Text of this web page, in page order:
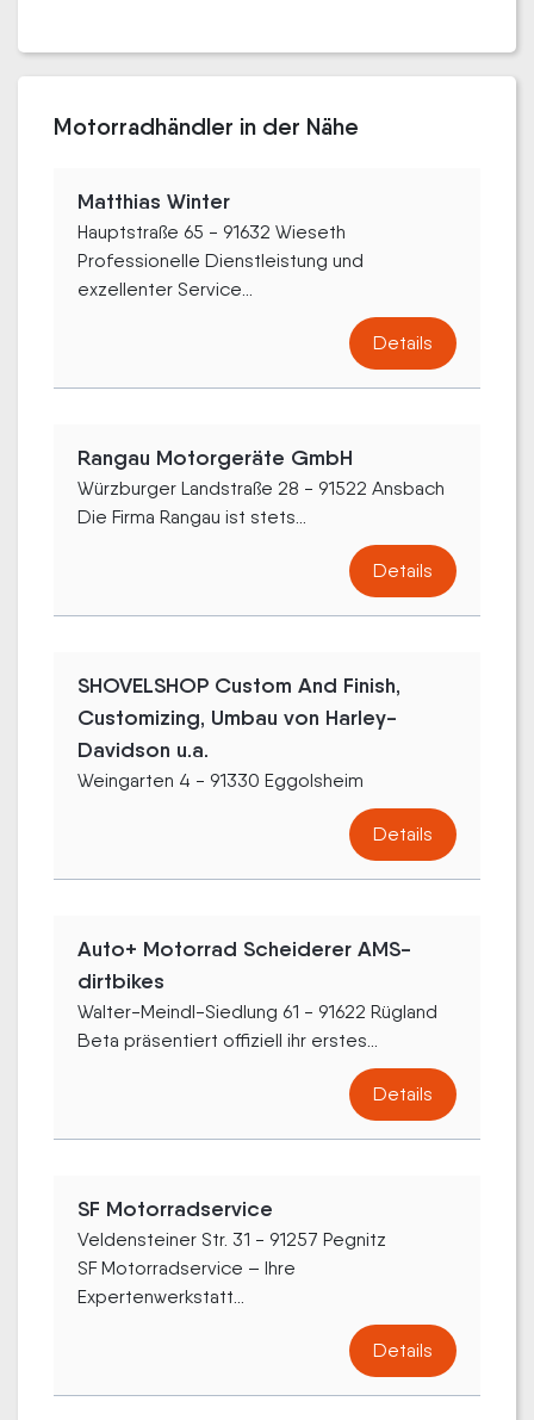
Motorradhändler in der Nähe
Matthias Winter
Hauptstraße 65 - 91632 Wieseth
Professionelle Dienstleistung und
exzellenter Service...
Details
Rangau Motorgeräte GmbH
Würzburger Landstraße 28 - 91522 Ansbach
Die Firma Rangau ist stets...
Details
SHOVELSHOP Custom And Finish,
Customizing, Umbau von Harley-
Davidson u.a.
Weingarten 4 - 91330 Eggolsheim
Details
Auto+ Motorrad Scheiderer AMS-
dirtbikes
Walter-Meindl-Siedlung 61 - 91622 Rügland
Beta präsentiert offiziell ihr erstes...
Details
SF Motorradservice
Veldensteiner Str. 31 - 91257 Pegnitz
SF Motorradservice – Ihre
Expertenwerkstatt...
Details